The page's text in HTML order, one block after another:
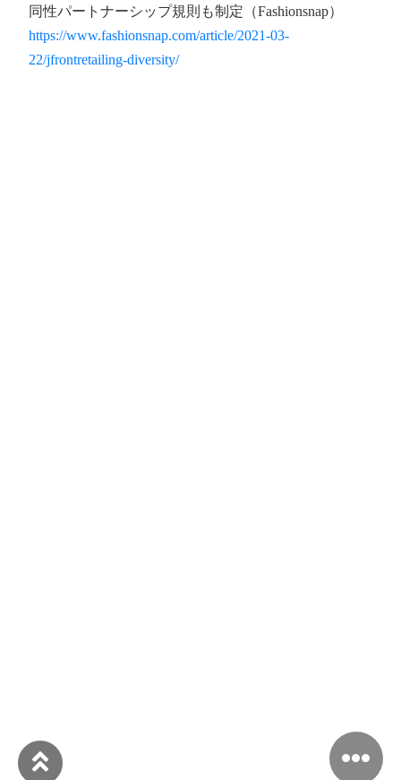
同性パートナーシップ規則も制定（Fashionsnap）
https://www.fashionsnap.com/article/2021-03-
22/jfrontretailing-diversity/